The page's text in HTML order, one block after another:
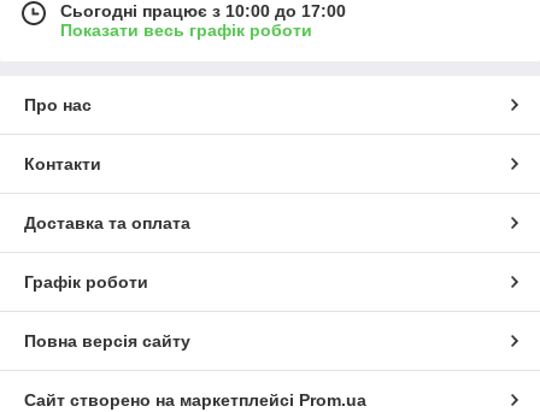
Сьогодні працює з 10:00 до 17:00
Показати весь графік роботи
Про нас
Контакти
Доставка та оплата
Графік роботи
Повна версія сайту
Сайт створено на маркетплейсі Prom.ua